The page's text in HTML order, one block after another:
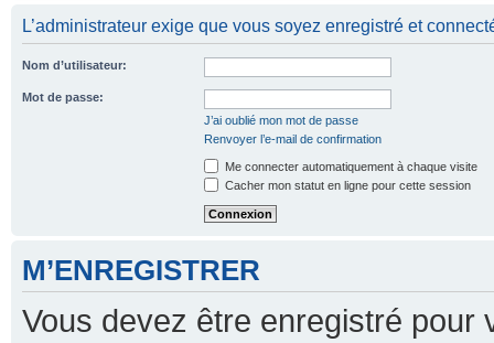
L’administrateur exige que vous soyez enregistré et
Nom d’utilisateur:
Mot de passe:
J’ai oublié mon mot de passe
Renvoyer l’e-mail de confirmation
Me connecter automatiquement à chaque visite
Cacher mon statut en ligne pour cette session
M’ENREGISTRER
Vous devez être enregistré pour